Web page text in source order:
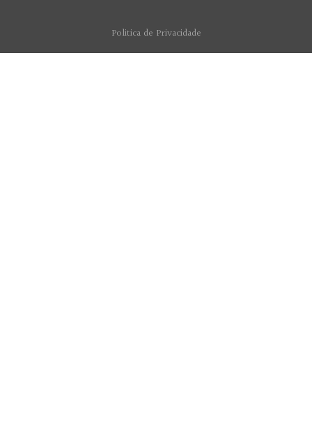
Politica de Privacidade